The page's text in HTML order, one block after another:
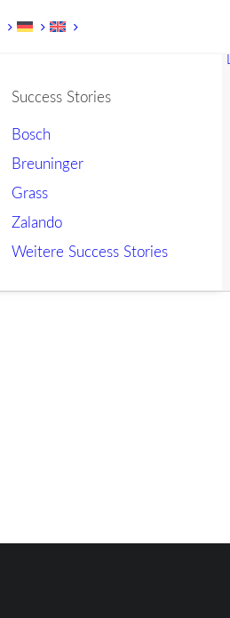
Success Stories
Bosch
Breuninger
Grass
Zalando
Weitere Success Stories